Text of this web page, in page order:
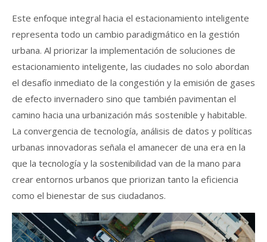
Este enfoque integral hacia el estacionamiento inteligente
representa todo un cambio paradigmático en la gestión
urbana. Al priorizar la implementación de soluciones de
estacionamiento inteligente, las ciudades no solo abordan
el desafío inmediato de la congestión y la emisión de gases
de efecto invernadero sino que también pavimentan el
camino hacia una urbanización más sostenible y habitable.
La convergencia de tecnología, análisis de datos y políticas
urbanas innovadoras señala el amanecer de una era en la
que la tecnología y la sostenibilidad van de la mano para
crear entornos urbanos que priorizan tanto la eficiencia
como el bienestar de sus ciudadanos.